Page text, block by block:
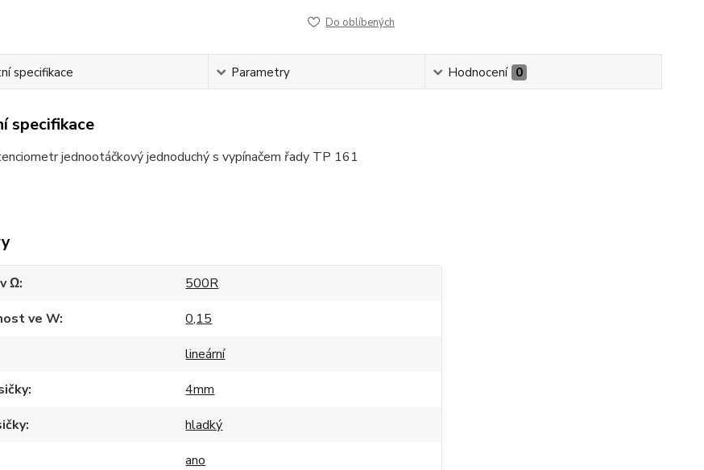
Do oblíbených
specifikace Parametry Hodnocení 0
specifikace
jednootáčkový jednoduchý s vypínačem řady TP 161
Ω
500R
ve W
0,15
lineární
4mm
hladký
ano